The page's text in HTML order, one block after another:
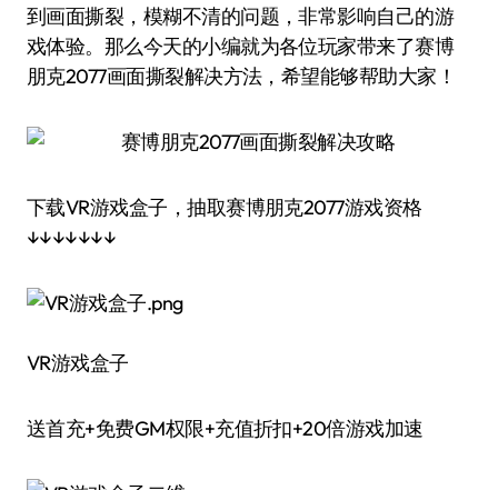
到画面撕裂，模糊不清的问题，非常影响自己的游
戏体验。那么今天的小编就为各位玩家带来了赛博
朋克2077画面撕裂解决方法，希望能够帮助大家！
下载VR游戏盒子，抽取赛博朋克2077游戏资格
↓↓↓↓↓↓↓
VR游戏盒子
送首充+免费GM权限+充值折扣+20倍游戏加速